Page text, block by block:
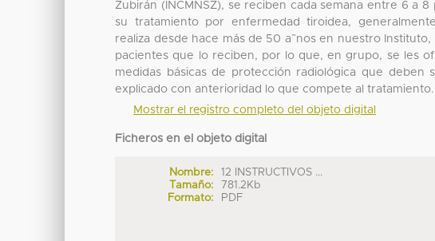
Zubirán (INCMNSZ), se reciben cada semana entre 6 a
su tratamiento por enfermedad tiroidea,
realiza desde hace más de 50 a˜nos en nuestro
pacientes que lo reciben, por lo que, en grupo, se les
medidas básicas de protección radiológica que
explicado con anterioridad lo que compete al tratamiento.
Mostrar el registro completo del objeto digital
Ficheros en el objeto digital
Nombre:
12 INSTRUCTIVOS ...
Tamaño:
781.2Kb
Formato:
PDF